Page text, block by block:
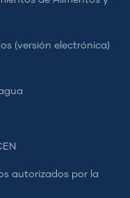
(versión electrónica)
autorizados por la